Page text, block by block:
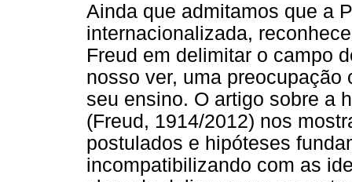
Ainda que admitamos que a
internacionalizada,
Freud em delimitar o campo
nosso ver, uma
seu ensino. O artigo sobre a
(Freud, 1914/2012) nos
postulados e hipóteses
incompatibilizando com as